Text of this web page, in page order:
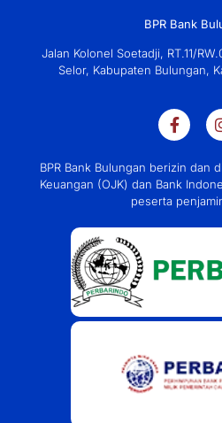
BPR Bank
Jalan Kolonel Soetadji, RT.11/
Selor, Kabupaten Bulungan,
BPR Bank Bulungan berizin dan
Keuangan (OJK) dan Bank
peserta